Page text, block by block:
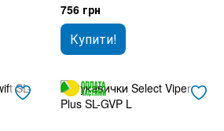
756 грн
Купити!